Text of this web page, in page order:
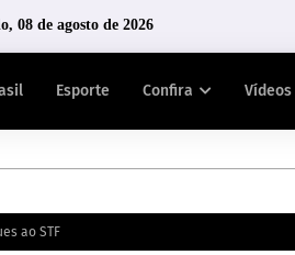
08 de agosto de 2026
Esporte Confira Vídeos
ao STF